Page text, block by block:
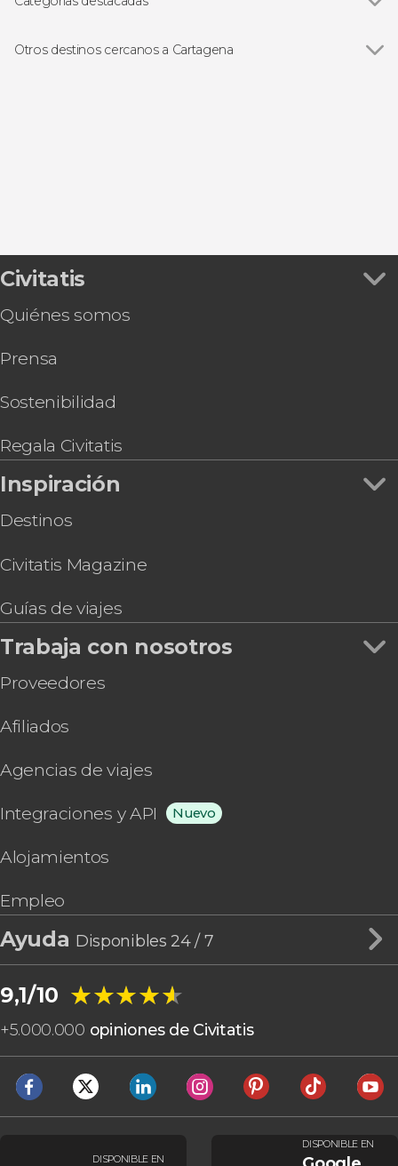
Otros destinos cercanos a Cartagena
Civitatis
Quiénes somos
Prensa
Sostenibilidad
Regala Civitatis
Inspiración
Destinos
Civitatis Magazine
Guías de viajes
Trabaja con nosotros
Proveedores
Afiliados
Agencias de viajes
Integraciones y API Nuevo
Alojamientos
Empleo
Ayuda Disponibles 24 / 7
9,1/10 ★★★★★
★★★★★
+5.000.000 opiniones de Civitatis
DISPONIBLE EN
DISPONIBLE EN